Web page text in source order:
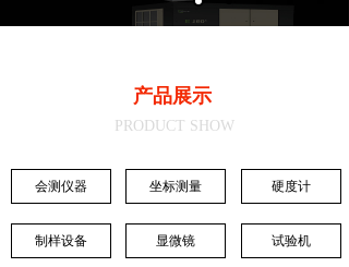
产品展示
PRODUCT SHOW
会测仪器 坐标测量 硬度计
试验机
制样设备 显微镜